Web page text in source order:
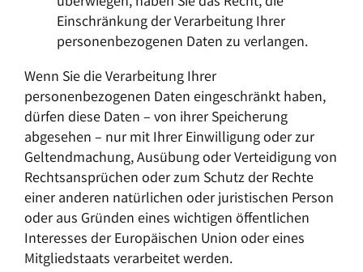
Einschränkung der Verarbeitung Ihrer
personenbezogenen Daten zu verlangen.
Wenn Sie die Verarbeitung Ihrer
personenbezogenen Daten eingeschränkt haben,
dürfen diese Daten – von ihrer Speicherung
abgesehen – nur mit Ihrer Einwilligung oder zur
Geltendmachung, Ausübung oder Verteidigung von
Rechtsansprüchen oder zum Schutz der Rechte
einer anderen natürlichen oder juristischen Person
oder aus Gründen eines wichtigen öffentlichen
Interesses der Europäischen Union oder eines
Mitgliedstaats verarbeitet werden.